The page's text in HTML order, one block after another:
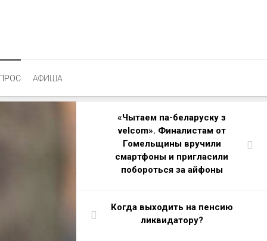
АФИША
«Чытаем па-беларуску з
velcom». Финалистам от
Гомельщины вручили
смартфоны и пригласили
побороться за айфоны
Когда выходить на пенсию
ликвидатору?